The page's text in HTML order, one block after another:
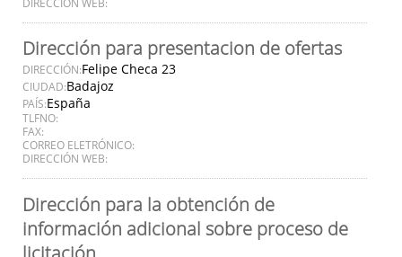
Dirección para presentacion de ofertas
DIRECCIÓN:Felipe Checa 23
CIUDAD:Badajoz
PAÍS:España
TLFNO:
FAX:
CORREO ELETRÓNICO:
DIRECCIÓN WEB:
Dirección para la obtención de
información adicional sobre proceso de